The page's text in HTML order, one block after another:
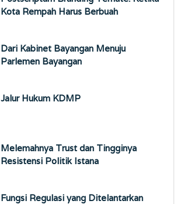
Kota Rempah Harus Berbuah
Dari Kabinet Bayangan Menuju
Parlemen Bayangan
Jalur Hukum KDMP
Melemahnya Trust dan Tingginya
Resistensi Politik Istana
Fungsi Regulasi yang Ditelantarkan